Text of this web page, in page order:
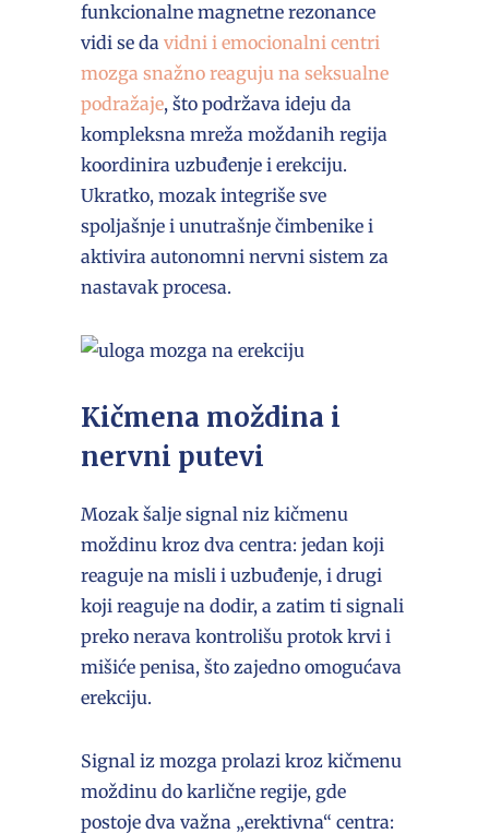
funkcionalne magnetne rezonance
vidi se da vidni i emocionalni centri
mozga snažno reaguju na seksualne
podražaje, što podržava ideju da
kompleksna mreža moždanih regija
koordinira uzbuđenje i erekciju.
Ukratko, mozak integriše sve
spoljašnje i unutrašnje čimbenike i
aktivira autonomni nervni sistem za
nastavak procesa.
Kičmena moždina i
nervni putevi
Mozak šalje signal niz kičmenu
moždinu kroz dva centra: jedan koji
reaguje na misli i uzbuđenje, i drugi
koji reaguje na dodir, a zatim ti signali
preko nerava kontrolišu protok krvi i
mišiće penisa, što zajedno omogućava
erekciju.
Signal iz mozga prolazi kroz kičmenu
moždinu do karlične regije, gde
postoje dva važna „erektivna“ centra: